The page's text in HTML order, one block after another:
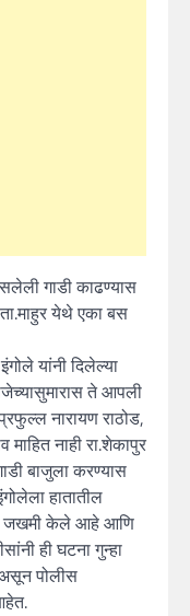
गाडी काढण्यास
येथे एका बस
यांनी दिलेल्या
ते आपली
नारायण राठोड,
नाही रा.शेकापुर
बाजुला करण्यास
हातातील
जखमी केले आहे आणि
ही घटना गुन्हा
पोलीस